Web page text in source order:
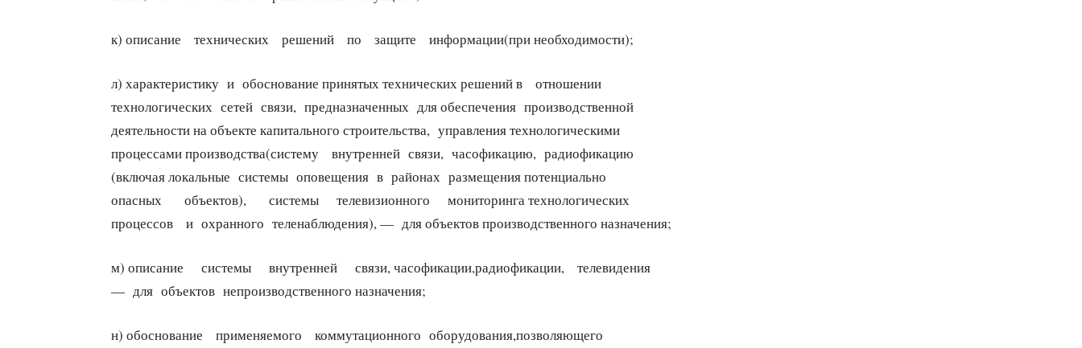
к) описание технических решений по защите информации(при необходимости);
л) характеристику и обоснование принятых технических решений в отношении
технологических сетей связи, предназначенных для обеспечения производственной
деятельности на объекте капитального строительства, управления технологическими
процессами производства(систему внутренней связи, часофикацию, радиофикацию
(включая локальные системы оповещения в районах размещения потенциально
опасных объектов), системы телевизионного мониторинга технологических
процессов и охранного теленаблюдения), — для объектов производственного назначения;
м) описание системы внутренней связи, часофикации,радиофикации, телевидения
— для объектов непроизводственного назначения;
н) обоснование применяемого коммутационного оборудования,позволяющего